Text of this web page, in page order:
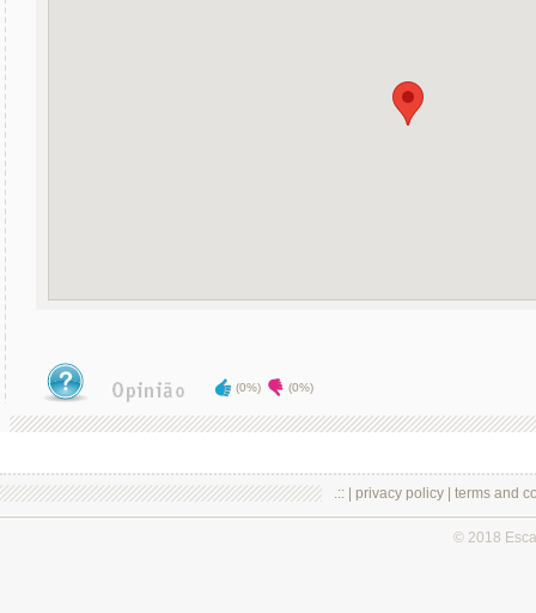
(0%) (0%)
.:: | privacy policy terms and
© 2018